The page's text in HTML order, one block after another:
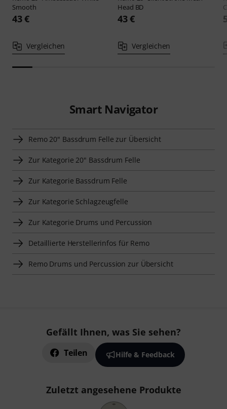
Smooth
43 €
Vergleichen
Head BD
43 €
Vergleichen
Smart Navigator
Remo 20" Bassdrum Felle zur Übersicht
Zur Kategorie 20" Bassdrum Felle
Zur Kategorie Bassdrum Felle
Zur Kategorie Schlagzeugfelle
Zur Kategorie Drums und Percussion
Detaillierte Herstellerinfos für Remo
Remo Drums und Percussion zur Übersicht
Gefällt Ihnen, was Sie sehen?
Teilen Hilfe & Feedback
Zuletzt angesehene Produkte